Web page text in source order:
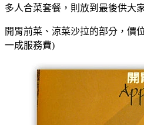
多人合菜套餐，則放到最後供大
開胃前菜、涼菜沙拉的部分，價
一成服務費)